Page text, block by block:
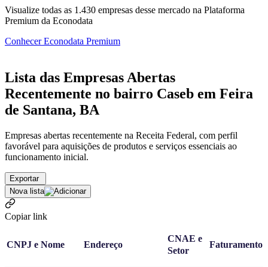
Visualize todas as 1.430 empresas desse mercado na Plataforma
Premium da Econodata
Conhecer Econodata Premium
Lista das Empresas Abertas
Recentemente no bairro Caseb em Feira
de Santana, BA
Empresas abertas recentemente na Receita Federal, com perfil
favorável para aquisições de produtos e serviços essenciais ao
funcionamento inicial.
Exportar
Nova lista
Copiar link
CNPJ e Nome Endereço
CNAE e
Setor
Faturamento